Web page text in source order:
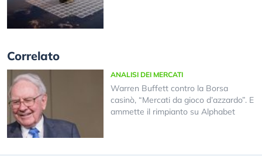
Correlato
ANALISI DEI MERCATI
Warren Buffett contro la Borsa
casinò, “Mercati da gioco d’azzardo”. E
ammette il rimpianto su Alphabet